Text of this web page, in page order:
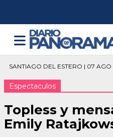
SANTIAGO DEL ESTERO | 07
Espectaculos
Topless y
Emily